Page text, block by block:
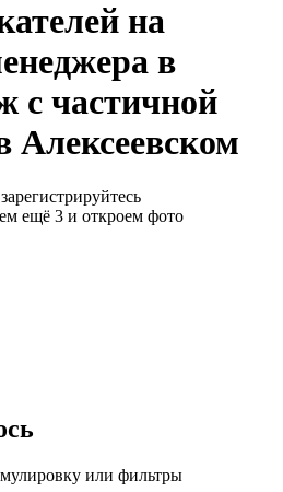
на
в
с частичной
Алексеевском
ещё 3 и откроем фото
или фильтры